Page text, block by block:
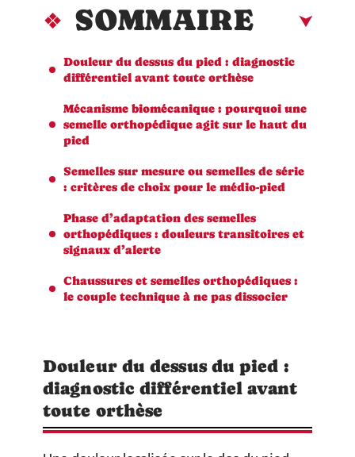
SOMMAIRE
Douleur du dessus du pied : diagnostic
différentiel avant toute orthèse
Mécanisme biomécanique : pourquoi une
semelle orthopédique agit sur le haut du
pied
Semelles sur mesure ou semelles de série
: critères de choix pour le médio-pied
Phase d’adaptation des semelles
orthopédiques : douleurs transitoires et
signaux d’alerte
Chaussures et semelles orthopédiques :
le couple technique à ne pas dissocier
Douleur du dessus du pied :
diagnostic différentiel avant
toute orthèse